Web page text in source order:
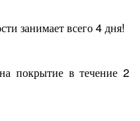
занимает всего 4 дня!
покрытие в течение 2